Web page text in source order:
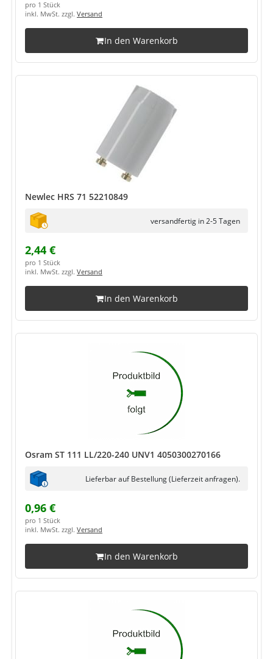
pro 1 Stück
inkl. MwSt. zzgl. Versand
In den Warenkorb
Newlec HRS 71 52210849
versandfertig in 2-5 Tagen
2,44 €
pro 1 Stück
inkl. MwSt. zzgl. Versand
In den Warenkorb
Osram ST 111 LL/220-240 UNV1 4050300270166
Lieferbar auf Bestellung (Lieferzeit anfragen).
0,96 €
pro 1 Stück
inkl. MwSt. zzgl. Versand
In den Warenkorb